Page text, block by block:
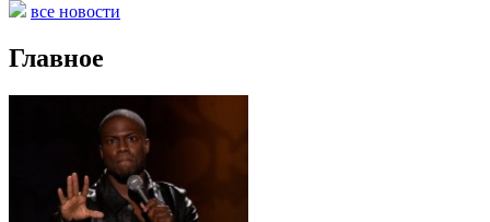
все новости
Главное